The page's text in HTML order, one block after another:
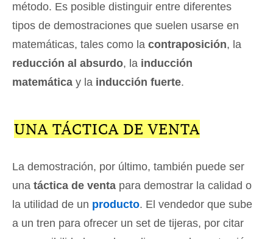
método. Es posible distinguir entre diferentes
tipos de demostraciones que suelen usarse en
matemáticas, tales como la contraposición, la
reducción al absurdo, la inducción
matemática y la inducción fuerte.
UNA TÁCTICA DE VENTA
La demostración, por último, también puede ser
una táctica de venta para demostrar la calidad o
la utilidad de un producto. El vendedor que sube
a un tren para ofrecer un set de tijeras, por citar